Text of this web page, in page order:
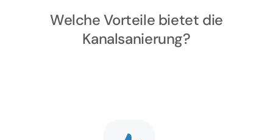
Welche Vorteile bietet die
Kanalsanierung?